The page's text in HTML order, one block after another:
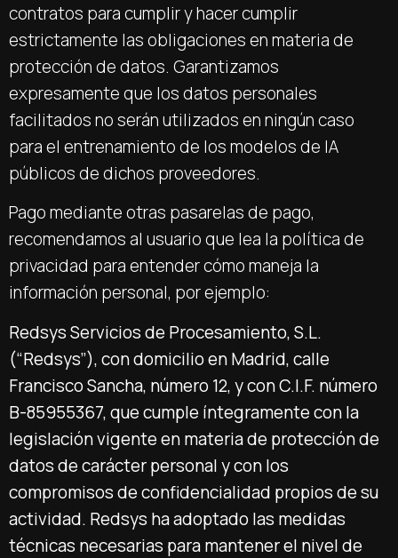
contratos para cumplir y hacer cumplir
estrictamente las obligaciones en materia de
protección de datos. Garantizamos
expresamente que los datos personales
facilitados no serán utilizados en ningún caso
para el entrenamiento de los modelos de IA
públicos de dichos proveedores.
Pago mediante otras pasarelas de pago,
recomendamos al usuario que lea la política de
privacidad para entender cómo maneja la
información personal, por ejemplo:
Redsys Servicios de Procesamiento, S.L.
(“Redsys”), con domicilio en Madrid, calle
Francisco Sancha, número 12, y con C.I.F. número
B-85955367, que cumple íntegramente con la
legislación vigente en materia de protección de
datos de carácter personal y con los
compromisos de confidencialidad propios de su
actividad. Redsys ha adoptado las medidas
técnicas necesarias para mantener el nivel de